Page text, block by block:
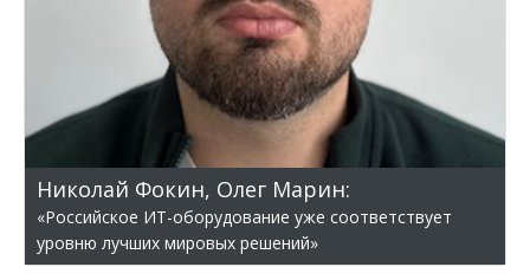
Николай Фокин, Олег Марин:
«Российское ИТ-оборудование уже соответствует
уровню лучших мировых решений»